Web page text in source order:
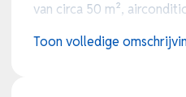
van circa 50 m²,
afwerking is deze
Toon volledige